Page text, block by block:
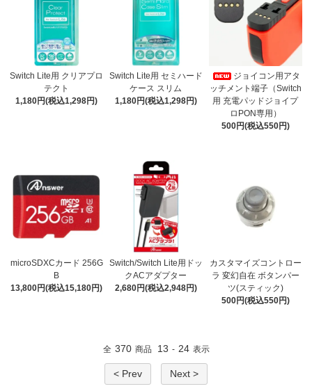
Switch Lite用 クリアプロ
テクト
1,180円(税込1,298円)
Switch Lite用 セミハード
ケース スリム
1,180円(税込1,298円)
ジョイコン用アタ
ッチメント端子（Switch
用 充電パッドジョイプ
ロPON専用）
500円(税込550円)
microSDXCカード 256G
B
13,800円(税込15,180円)
Switch/Switch Lite用ドッ
クACアダプター
2,680円(税込2,948円)
カスタマイズコントロー
ラ 変幻自在 ボタンパー
ツ(スティック)
500円(税込550円)
全 370 商品 13 - 24 表示
< Prev Next >